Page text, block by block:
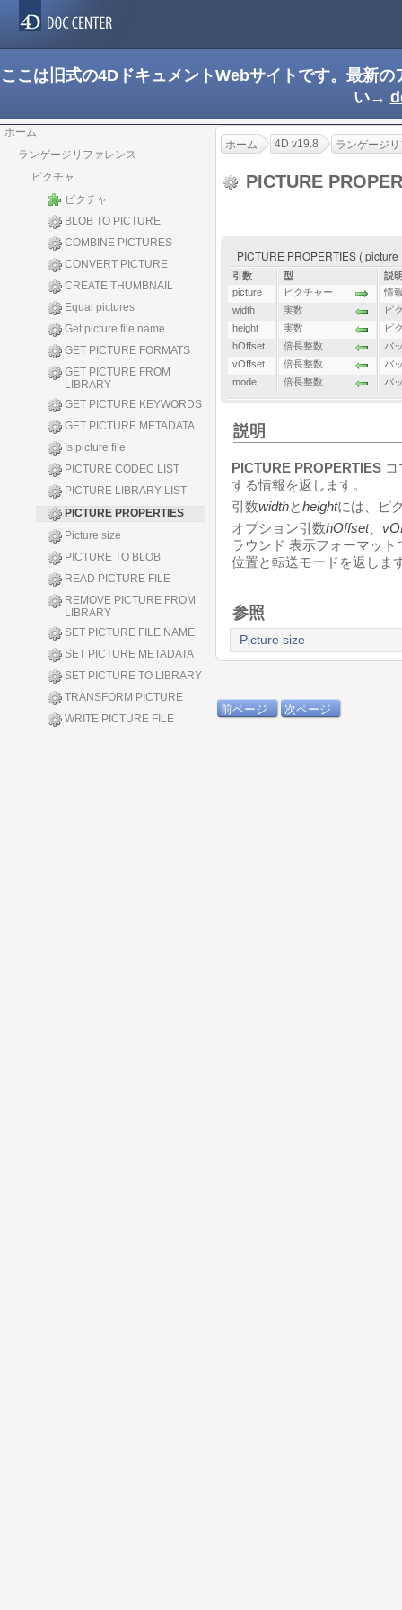
ここは旧式の4DドキュメントWebサイトです。最新
い→
ホーム
ランゲージリファレンス
ピクチャ
ピクチャ
BLOB TO PICTURE
COMBINE PICTURES
CONVERT PICTURE
CREATE THUMBNAIL
Equal pictures
Get picture file name
GET PICTURE FORMATS
GET PICTURE FROM
LIBRARY
GET PICTURE KEYWORDS
GET PICTURE METADATA
Is picture file
PICTURE CODEC LIST
PICTURE LIBRARY LIST
PICTURE PROPERTIES
Picture size
PICTURE TO BLOB
READ PICTURE FILE
REMOVE PICTURE FROM
LIBRARY
SET PICTURE FILE NAME
SET PICTURE METADATA
SET PICTURE TO LIBRARY
TRANSFORM PICTURE
WRITE PICTURE FILE
ホーム 4D v19.8 ランゲージ
PICTURE
PICTURE PROPERTIES (
引数 型
説
picture
ピクチャー
情
width
実数
ピ
height
実数
ピ
hOffset
倍長整数
バ
vOffset
倍長整数
バ
mode
倍長整数 バ
説明
PICTURE PROPERTIES
する情報を返します。
引数widthとheightには、ピ
オプション引数hOffset、
ラウンド 表示フォーマッ
位置と転送モードを返しま
参照
Picture size
前ページ 次ページ